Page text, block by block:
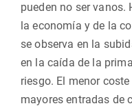
pueden no ser vanos.
la economía y de la
se observa en la
en la caída de la
riesgo. El menor
mayores entradas de